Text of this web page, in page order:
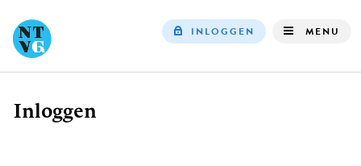
INLOGGEN MENU
Kruimelpad
Inloggen